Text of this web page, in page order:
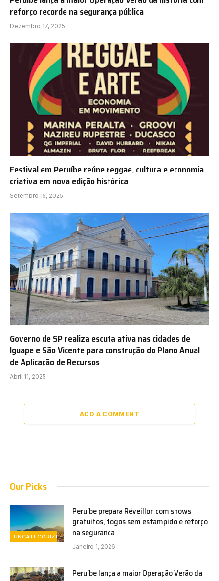
reforço recorde na segurança pública
Dezembro 17, 2025
Festival em Peruíbe reúne reggae, cultura e economia
criativa em nova edição histórica
Setembro 15, 2025
Governo de SP realiza escuta ativa nas cidades de
Iguape e São Vicente para construção do Plano Anual
de Aplicação de Recursos
Abril 11, 2025
ADD A COMMENT
Our Picks
UNCATEGORIZED
Peruíbe prepara Réveillon com shows
gratuitos, fogos sem estampido e reforço
na segurança
Janeiro 1, 2026
Peruíbe lança a maior Operação Verão da